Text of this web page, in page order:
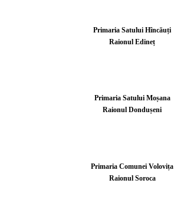
Primaria Satului Hîncăuți
Raionul Edineț
Primaria Satului Moșana
Raionul Dondușeni
Primaria Comunei Volovița
Raionul Soroca